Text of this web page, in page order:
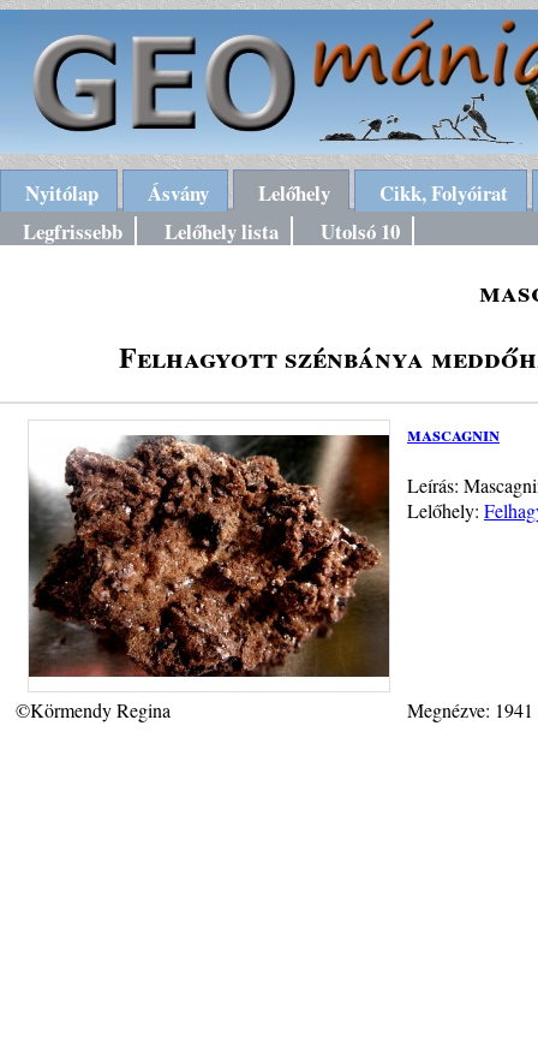
Nyitólap Ásvány Lelőhely
Cikk, Folyóirat
Legfrissebb
Lelőhely lista Utolsó 10
Felhagyott szénbánya
mascagnin
Leírás:
Lelőhely:
©Körmendy Regina Megnézve: